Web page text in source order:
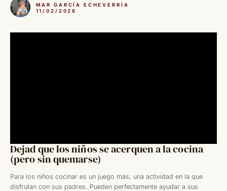
MAR GARCÍA ECHEVERRÍA
11/02/2026
Dejad que los niños se acerquen a la cocina
(pero sin quemarse)
Para los niños cocinar es un juego más, una actividad en la que
disfrutan con sus padres. Pueden perfectamente ayudar a sus